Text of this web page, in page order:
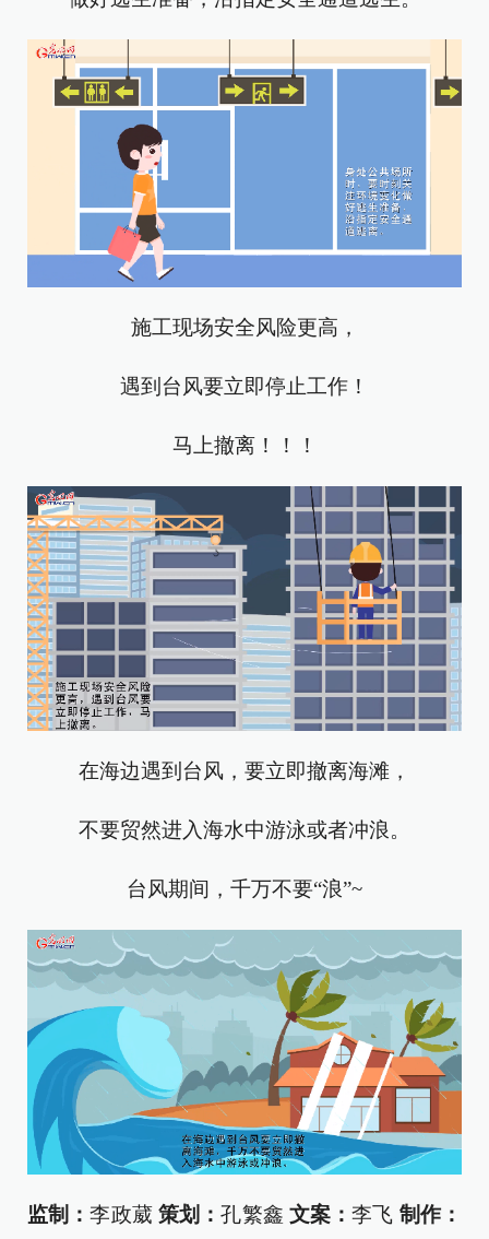
施工现场安全风险更高，
遇到台风要立即停止工作！
马上撤离！！！
在海边遇到台风，要立即撤离海滩，
不要贸然进入海水中游泳或者冲浪。
台风期间，千万不要“浪”~
监制：李政葳 策划：孔繁鑫 文案：李飞 制作：